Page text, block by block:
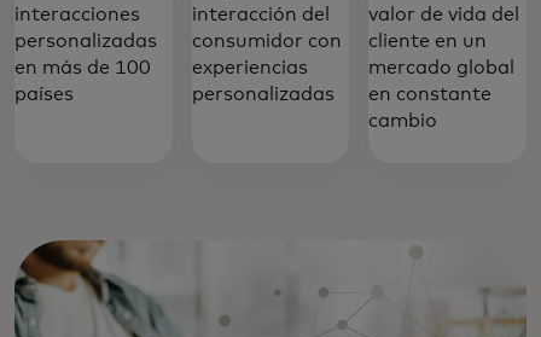
interacciones
personalizadas
en más de 100
países
interacción del
consumidor con
experiencias
personalizadas
valor de vida del
cliente en un
mercado global
en constante
cambio